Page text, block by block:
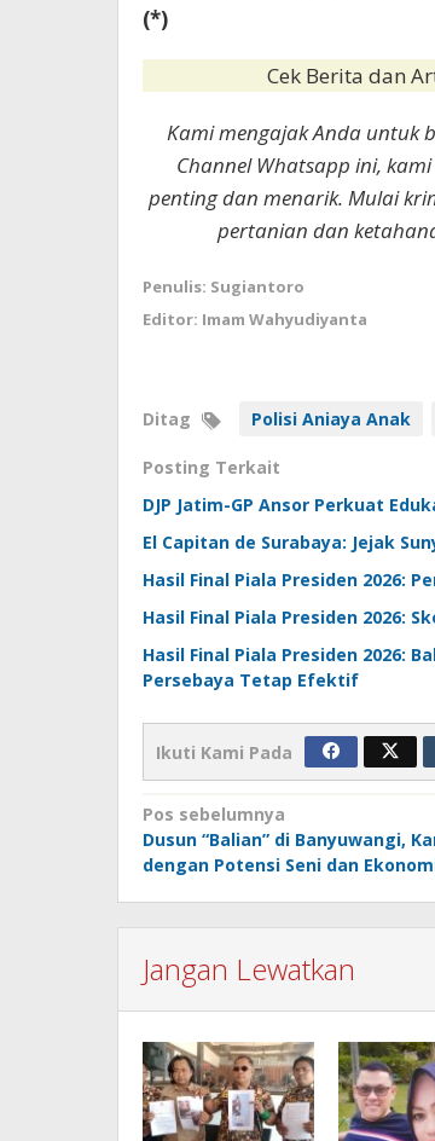
(*)
Cek Berita dan
Kami mengajak Anda untuk
Channel Whatsapp ini,
penting dan menarik. Mulai
pertanian dan
Penulis: Sugiantoro
Editor: Imam Wahyudiyanta
Ditag Polisi Aniaya Anak
Posting Terkait
DJP Jatim-GP Ansor Perkuat
El Capitan de Surabaya: Jejak
Hasil Final Piala Presiden 2026:
Hasil Final Piala Presiden 2026:
Hasil Final Piala Presiden 2026:
Persebaya Tetap Efektif
Ikuti Kami Pada
Navigasi
pos
Pos sebelumnya
Dusun “Balian” di Banyuwangi,
dengan Potensi Seni dan
Jangan Lewatkan